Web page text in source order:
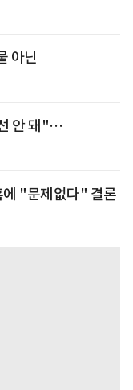
아닌
안 돼"…
에 "문제없다" 결론